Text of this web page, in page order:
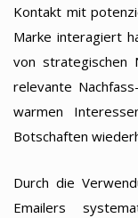
Kontakt mit
Marke interagiert
von strategischen
relevante
warmen
Botschaften
Durch die
Emailers